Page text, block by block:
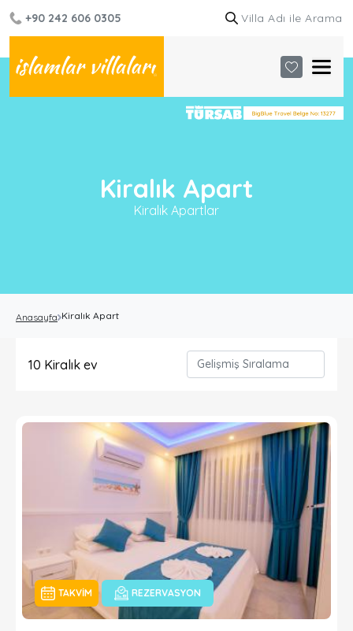
+90 242 606 0305
Kiralık Apart
Kiralık Apartlar
Anasayfa Kiralık Apart
10 Kiralık ev
TAKVIM REZERVASYON